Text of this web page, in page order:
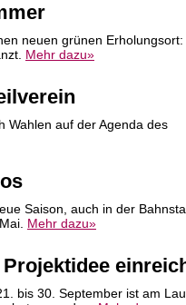
neuen grünen
Mehr dazu»
Wahlen auf der Agenda des
Saison, auch in der
Mehr dazu»
bis 30. September ist am